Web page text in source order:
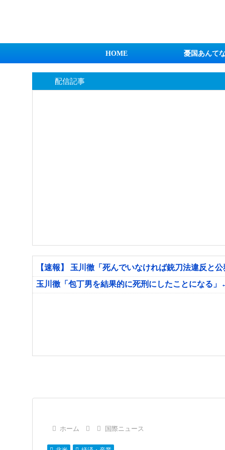
HOME 憂国あんて
配信記事
【速報】 玉川徹「死んでいなければ銃刀法違反と
玉川徹「包丁男を結果的に死刑にしたことになる
ホーム 国際ニュース